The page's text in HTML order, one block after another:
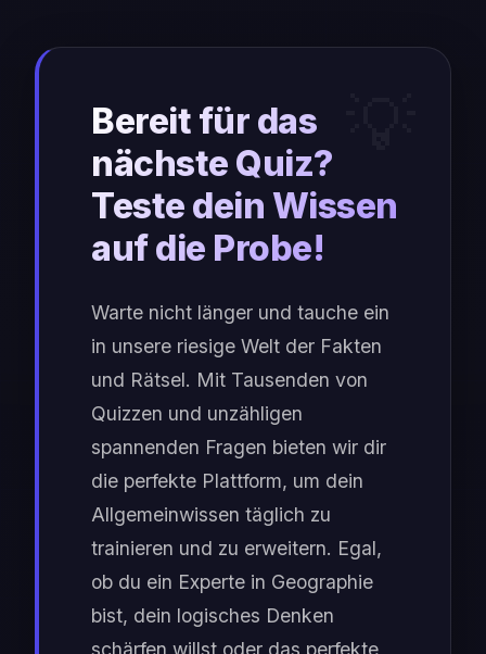
Bereit für das
nächste Quiz?
Teste dein Wissen
auf die Probe!
Warte nicht länger und tauche ein
in unsere riesige Welt der Fakten
und Rätsel. Mit Tausenden von
Quizzen und unzähligen
spannenden Fragen bieten wir dir
die perfekte Plattform, um dein
Allgemeinwissen täglich zu
trainieren und zu erweitern. Egal,
ob du ein Experte in Geographie
bist, dein logisches Denken
schärfen willst oder das perfekte